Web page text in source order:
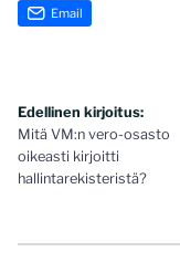
Email
Artikkelien
selaus
Edellinen kirjoitus:
Mitä VM:n vero-osasto
oikeasti kirjoitti
hallintarekisteristä?